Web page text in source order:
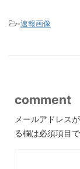
-速報画像
comment
メールアドレス
る欄は必須項目